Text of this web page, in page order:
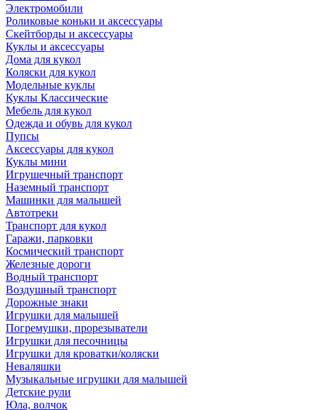
Электромобили
Роликовые коньки и аксессуары
Скейтборды и аксессуары
Куклы и аксессуары
Дома для кукол
Коляски для кукол
Модельные куклы
Куклы Классические
Мебель для кукол
Одежда и обувь для кукол
Пупсы
Аксессуары для кукол
Куклы мини
Игрушечный транспорт
Наземный транспорт
Машинки для малышей
Автотреки
Транспорт для кукол
Гаражи, парковки
Космический транспорт
Железные дороги
Водный транспорт
Воздушный транспорт
Дорожные знаки
Игрушки для малышей
Погремушки, прорезыватели
Игрушки для песочницы
Игрушки для кроватки/коляски
Неваляшки
Музыкальные игрушки для малышей
Детские рули
Юла, волчок